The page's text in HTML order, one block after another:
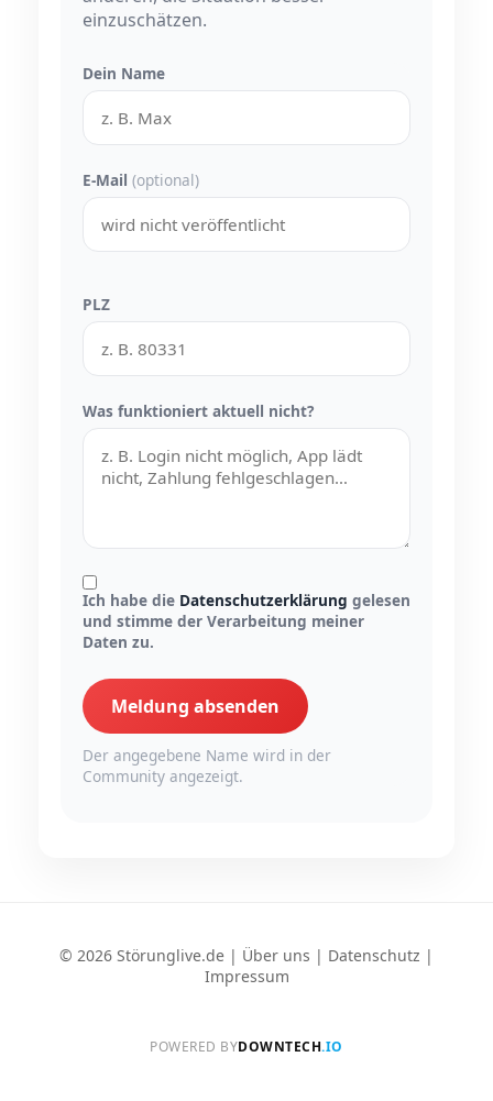
einzuschätzen.
Dein Name
E-Mail (optional)
PLZ
Was funktioniert aktuell nicht?
Ich habe die Datenschutzerklärung gelesen
und stimme der Verarbeitung meiner
Daten zu.
Meldung absenden
Der angegebene Name wird in der
Community angezeigt.
© 2026 Störunglive.de | Über uns | Datenschutz |
Impressum
POWERED BYDOWNTECH.IO